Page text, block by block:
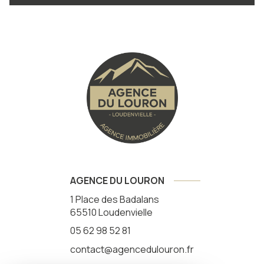
AGENCE DU LOURON
1 Place des Badalans
65510Loudenvielle
05 62 98 52 81
contact@agencedulouron.fr